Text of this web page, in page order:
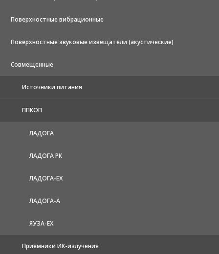
Поверхностные вибрационные
Поверхностные звуковые извещатели (акустические)
Совмещенные
Источники питания
ППКОП
ЛАДОГА
ЛАДОГА РК
ЛАДОГА-EX
ЛАДОГА-А
ЯУЗА-ЕХ
Приемники ИК-излучения